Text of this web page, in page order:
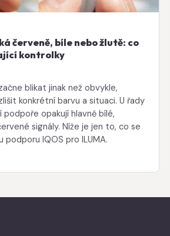
červeně, bíle nebo žlutě: co
kontrolky
blikat jinak než obvykle,
konkrétní barvu a situaci. U řady
podpoře opakují hlavně bílé,
signály. Níže je jen to, co se
IQOS pro ILUMA.